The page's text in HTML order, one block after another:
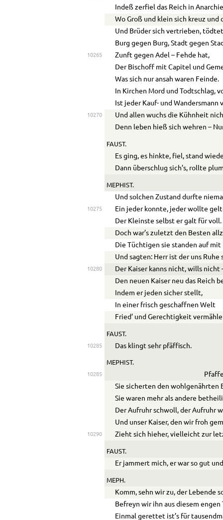
Indeß zerfiel das Reich in
Wo Groß und klein sich kreuz und
Und Brüder sich vertrieben,
Burg gegen Burg, Stadt gegen
10265
Zunft gegen Adel – Fehde hat,
Der Bischoff mit Capitel und
Was sich nur ansah waren Feinde.
In Kirchen Mord und Todtschlag,
Ist jeder Kauf- und Wandersmann
10270
Und allen wuchs die Kühnheit
Denn leben hieß sich wehren –
FAUST.
Es ging, es hinkte, fiel, stand
Dann überschlug sich’s, rollte
MEPHIST.
Und solchen Zustand durfte
10275
Ein jeder konnte, jeder wollte
Der Kleinste selbst er galt für voll.
Doch war’s zuletzt den Besten
Die Tüchtigen sie standen auf mit
Und sagten: Herr ist der uns Ruhe
10280
Der Kaiser kanns nicht, wills nicht
Den neuen Kaiser neu das Reich
Indem er jeden sicher stellt,
In einer frisch geschaffnen Welt
Fried’ und Gerechtigkeit
FAUST.
10285 Das klingt sehr pfäffisch.
MEPHIST.
10285
Sie sicherten den wohlgenährten
Sie waren mehr als andere
Der Aufruhr schwoll, der Aufruhr
Und unser Kaiser, den wir froh
10290 Zieht sich hieher, vielleicht zur
FAUST.
Er jammert mich, er war so gut
MEPH.
Komm, sehn wir zu, der Lebende
Befreyn wir ihn aus diesem engen
Einmal gerettet ist’s für